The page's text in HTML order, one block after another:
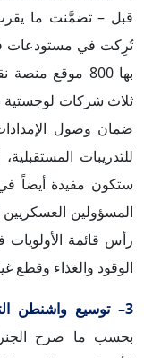
تُرِكت في مستودعات في
بها 800 موقع
ضمان وصول
للتدريبات
ستكون مفيدة أيضاً
المسؤولين العسكريين
رأس قائمة الأولويات
الوقود والغذاء وقطع
3– توسيع واشنطن التعاون اللوجستي مع دول الهندوباسيفيك:
بحسب ما صرح